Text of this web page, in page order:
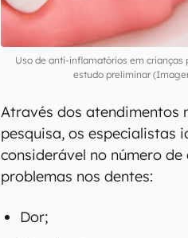
Uso de anti-inflamatórios em
estudo preliminar
Através dos atendimentos
pesquisa, os especialistas
considerável no número
problemas nos dentes:
Dor;